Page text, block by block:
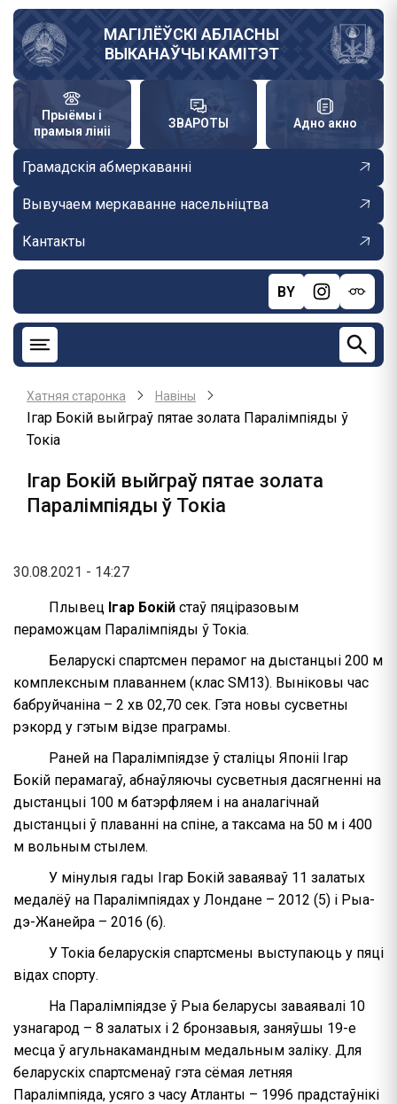
Skip
main
content
МАГІЛЁЎСКІ АБЛАСНЫ
ВЫКАНАЎЧЫ КАМІТЭТ
Прыёмы і
прамыя лініі
ЗВАРОТЫ Адно акно
Грамадскія абмеркаванні
Вывучаем меркаванне насельніцтва
Кантакты
BY
Хатняя старонка Навiны
Ігар Бокій выйграў пятае золата Паралімпіяды ў
Токіа
Ігар Бокій выйграў пятае золата
Паралімпіяды ў Токіа
30.08.2021 - 14:27
Плывец Ігар Бокій стаў пяціразовым
пераможцам Паралімпіяды ў Токіа.
Беларускі спартсмен перамог на дыстанцыі 200 м
комплексным плаваннем (клас SM13). Выніковы час
бабруйчаніна – 2 хв 02,70 сек. Гэта новы сусветны
рэкорд у гэтым відзе праграмы.
Раней на Паралімпіядзе ў сталіцы Японіі Ігар
Бокій перамагаў, абнаўляючы сусветныя дасягненні на
дыстанцыі 100 м батэрфляем і на аналагічнай
дыстанцыі ў плаванні на спіне, а таксама на 50 м і 400
м вольным стылем.
У мінулыя гады Ігар Бокій заваяваў 11 залатых
медалёў на Паралімпіядах у Лондане – 2012 (5) і Рыа-
дэ-Жанейра – 2016 (6).
У Токіа беларускія спартсмены выступаюць у пяці
відах спорту.
На Паралімпіядзе ў Рыа беларусы заваявалі 10
узнагарод – 8 залатых і 2 бронзавыя, заняўшы 19-е
месца ў агульнакамандным медальным заліку. Для
беларускіх спартсменаў гэта сёмая летняя
Паралімпіяда, усяго з часу Атланты – 1996 прадстаўнікі